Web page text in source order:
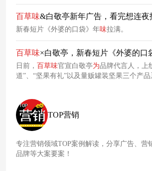
百草味&白敬亭新年广告，看完想连夜
新春短片《外婆的口袋》年味拉满。
百草味×白敬亭，新春短片《外婆的口
日前， 百草味官宣白敬亭为品牌代言人，上
道”、“坚果有礼”以及量贩罐装坚果三个产
述白敬亭“回乡”的新春故事，邀请消费者一
界寻找年味。
TOP营销
专注营销领域TOP案例解读，分享广告、营
品牌等大案要案！